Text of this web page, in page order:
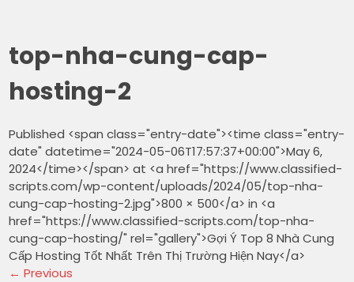
top-nha-cung-cap-
hosting-2
Published <span class="entry-date"><time class="entry-
date" datetime="2024-05-06T17:57:37+00:00">May 6,
2024</time></span> at <a href="https://www.classified-
scripts.com/wp-content/uploads/2024/05/top-nha-
cung-cap-hosting-2.jpg">800 × 500</a> in <a
href="https://www.classified-scripts.com/top-nha-
cung-cap-hosting/" rel="gallery">Gợi Ý Top 8 Nhà Cung
Cấp Hosting Tốt Nhất Trên Thị Trường Hiện Nay</a>
← Previous